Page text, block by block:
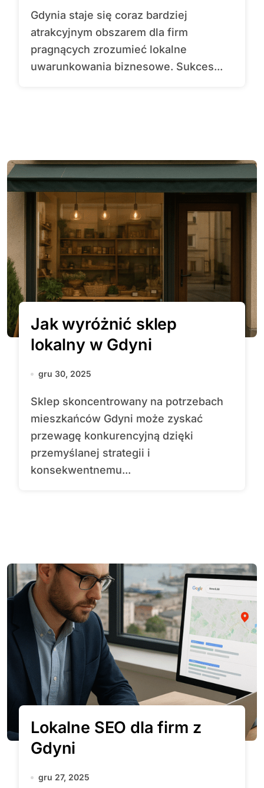
Gdynia staje się coraz bardziej
atrakcyjnym obszarem dla firm
pragnących zrozumieć lokalne
uwarunkowania biznesowe. Sukces...
Jak wyróżnić sklep
lokalny w Gdyni
gru 30, 2025
Sklep skoncentrowany na potrzebach
mieszkańców Gdyni może zyskać
przewagę konkurencyjną dzięki
przemyślanej strategii i
konsekwentnemu...
Lokalne SEO dla firm z
Gdyni
gru 27, 2025